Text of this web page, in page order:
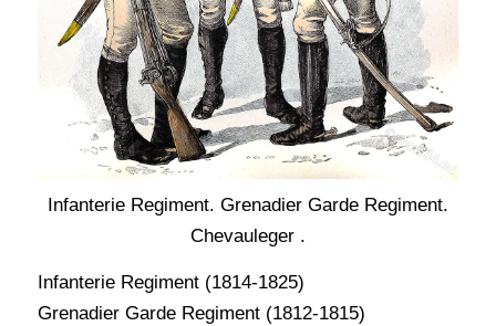
Infanterie Regiment. Grenadier Garde Regiment.
Chevauleger .
Infanterie Regiment (1814-1825)
Grenadier Garde Regiment (1812-1815)